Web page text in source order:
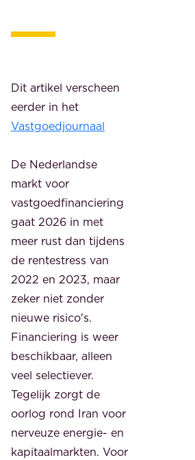
Dit artikel verscheen
eerder in het
Vastgoedjournaal
De Nederlandse
markt voor
vastgoedfinanciering
gaat 2026 in met
meer rust dan tijdens
de rentestress van
2022 en 2023, maar
zeker niet zonder
nieuwe risico's.
Financiering is weer
beschikbaar, alleen
veel selectiever.
Tegelijk zorgt de
oorlog rond Iran voor
nerveuze energie- en
kapitaalmarkten. Voor